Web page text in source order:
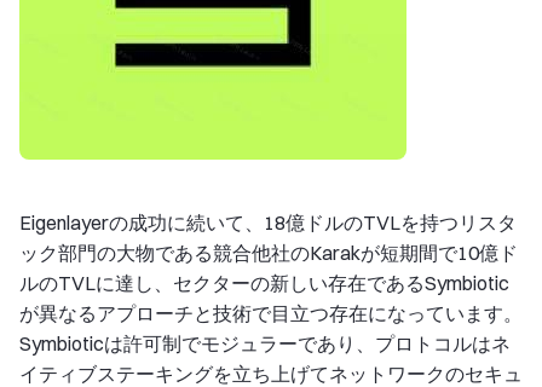
Eigenlayerの成功に続いて、18億ドルのTVLを持つリスタ
ック部門の大物である競合他社のKarakが短期間で10億ド
ルのTVLに達し、セクターの新しい存在であるSymbiotic
が異なるアプローチと技術で目立つ存在になっています。
Symbioticは許可制でモジュラーであり、プロトコルはネ
イティブステーキングを立ち上げてネットワークのセキュ